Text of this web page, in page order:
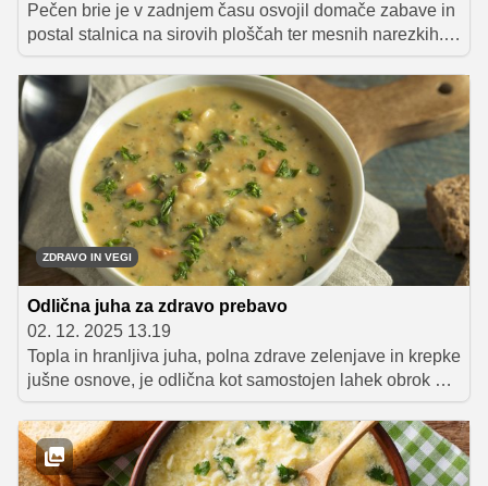
Pečen brie je v zadnjem času osvojil domače zabave in
postal stalnica na sirovih ploščah ter mesnih narezkih.
Njegova priljubljenost ne temelji le na bogatem okusu,
temveč tudi na izjemno preprosti pripravi. V nekaj
minutah dobimo toplo, razkošno predjed, ki jo lahko po
želji nadgradimo z medom, suhim sadjem, oreščki ali
izbranimi začimbami, za še bolj praznično različico pa
brie brez težav zavijemo v listnato testo in spečemo do
zlato rjave popolnosti.
ZDRAVO IN VEGI
Odlična juha za zdravo prebavo
02. 12. 2025 13.19
Topla in hranljiva juha, polna zdrave zelenjave in krepke
jušne osnove, je odlična kot samostojen lahek obrok ali
kot predjed. Osnova te juhe so čebula, česen, zelje in
korenje, polni antioksidantov, beli fižol pa je bogat z
vlakninami, ki poskrbijo, da vas bo juha tudi dodobra
nasitila.